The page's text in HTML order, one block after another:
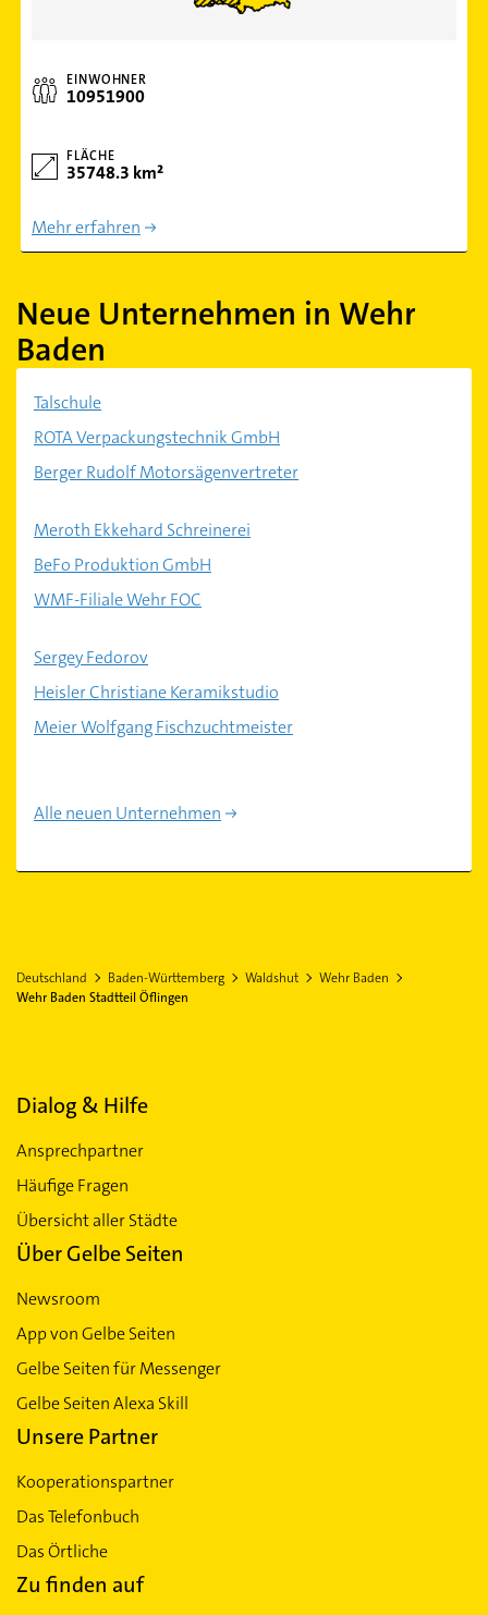
EINWOHNER
10951900
FLÄCHE
35748.3 km²
Mehr erfahren
Neue Unternehmen in Wehr
Baden
Talschule
ROTA Verpackungstechnik GmbH
Berger Rudolf Motorsägenvertreter
Meroth Ekkehard Schreinerei
BeFo Produktion GmbH
WMF-Filiale Wehr FOC
Sergey Fedorov
Heisler Christiane Keramikstudio
Meier Wolfgang Fischzuchtmeister
Alle neuen Unternehmen
Deutschland Baden-Württemberg Waldshut
Wehr Baden
Wehr Baden Stadtteil Öflingen
Dialog & Hilfe
Ansprechpartner
Häufige Fragen
Übersicht aller Städte
Über Gelbe Seiten
Newsroom
App von Gelbe Seiten
Gelbe Seiten für Messenger
Gelbe Seiten Alexa Skill
Unsere Partner
Kooperationspartner
Das Telefonbuch
Das Örtliche
Zu finden auf